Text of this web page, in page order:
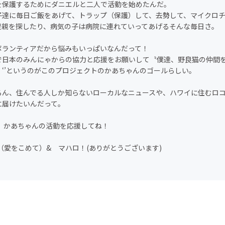
護するためにダニエルと二人で活動を始めたんだ。
に毎日ご飯をあげて、トラップ（保護）して、去勢して、マイクロ
を探したり、病気の子は病院に連れていってあげるそんな毎日さ。
ンティアだから悩みもいっぱいなんだって！
本のみんにゃからの協力と応援をお願いして〝僕達、野良猫の仲間
というのがこのプロジェクトのかあちゃんのゴールらしい。
、住んでる人しか知らないローカルなニュースや、ハワイに住むロ
けたいんだって。
あちゃんの活動を応援してね！
愛をこめて）& マハロ！(ありがとうございます)